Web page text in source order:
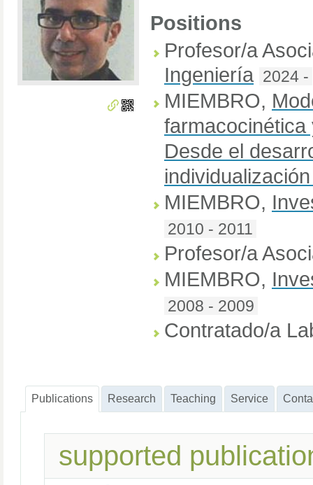
Positions
Profesor/a
Ingeniería 2024 -
MIEMBRO,
Desde el
MIEMBRO,
2010 - 2011
Profesor/a
MIEMBRO,
2008 - 2009
Contratado/a
Publications Research Teaching Service
supported